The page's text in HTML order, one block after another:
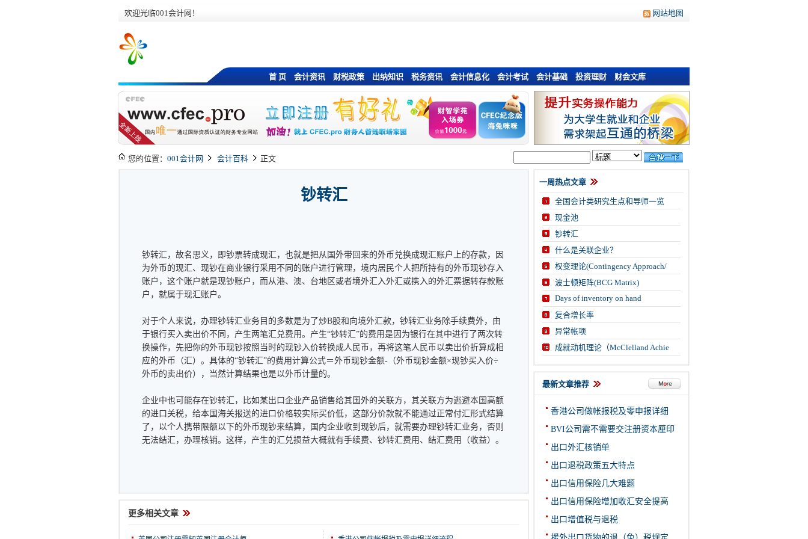
欢迎光临001会计网！ 网站地图
首 页 会计资讯 财税政策 出纳知识 税务资讯 会计信息化 会计考试 会计基础 投资理财 财会文库
您的位置： 001会计网 会计百科 正文
钞转汇
钞转汇，故名思义，即钞票转成现汇，也就是把从国外带回来的外币兑换成现汇账户上的存款，因
为外币的现汇、现钞在商业银行采用不同的账户进行管理，境内居民个人把所持有的外币现钞存入
账户，这个账户就是现钞账户，而从港、澳、台地区或者境外汇入外汇或携入的外汇票据转存款账
户，就属于现汇账户。
对于个人来说，办理钞转汇业务目的多数是为了炒B股和向境外汇款，钞转汇业务除手续费外，由
于银行买入卖出价不同，产生两笔汇兑费用。产生“钞转汇”的费用是因为银行在其中进行了两次转
换操作，先把你的外币现钞按照当时的现钞入价转换成人民币，再将这笔人民币以卖出价折算成相
应的外币（汇）。具体的“钞转汇”的费用计算公式＝外币现钞金额-（外币现钞金额×现钞买入价÷
外币的卖出价），当然计算结果也是以外币计量的。
企业中也可能存在钞转汇，比如某出口企业产品销售给其国外的关联方，其关联方为逃避本国高额
的进口关税，给本国海关报送的进口价格较实际买价低，这部分价款就不能通过正常付汇形式结算
了，以个人携带限额以下的外币现钞来结算，国内企业收到现钞后，就需要办理钞转汇业务，否则
无法结汇，办理核销。这样，产生的汇兑损益大概就有手续费、钞转汇费用、结汇费用（收益）。
更多相关文章
一周热点文章
全国会计类研究生点和导师一览
现金池
钞转汇
什么是关联企业？
权变理论(Contingency Approach/
波士顿矩阵(BCG Matrix)
Days of inventory on hand
复合增长率
异常帐项
成就动机理论（McClelland Achie
最新文章推荐
香港公司做帐报税及零申报详细
BVI公司需不需要交注册资本厘印
出口外汇核销单
出口退税政策五大特点
出口信用保险几大难题
出口信用保险增加收汇安全提高
出口增值税与退税